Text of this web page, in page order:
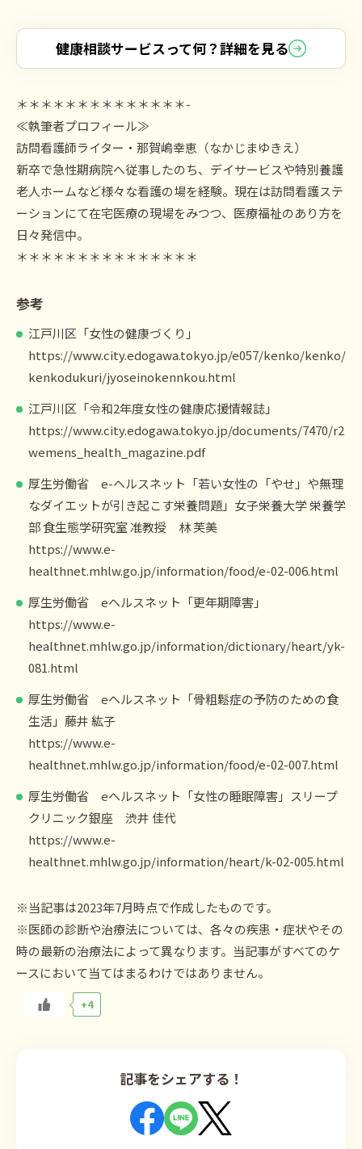
健康相談サービスって何？詳細を見る
＊＊＊＊＊＊＊＊＊＊＊＊＊＊-
≪執筆者プロフィール≫
訪問看護師ライター・那賀嶋幸恵（なかじまゆきえ）
新卒で急性期病院へ従事したのち、デイサービスや特別養護
老人ホームなど様々な看護の場を経験。現在は訪問看護ステ
ーションにて在宅医療の現場をみつつ、医療福祉のあり方を
日々発信中。
＊＊＊＊＊＊＊＊＊＊＊＊＊＊＊
参考
江戸川区「女性の健康づくり」
https://www.city.edogawa.tokyo.jp/e057/kenko/kenko/
kenkodukuri/jyoseinokennkou.html
江戸川区「令和2年度女性の健康応援情報誌」
https://www.city.edogawa.tokyo.jp/documents/7470/r2
wemens_health_magazine.pdf
厚生労働省 e-ヘルスネット「若い女性の「やせ」や無理
なダイエットが引き起こす栄養問題」女子栄養大学 栄養学
部 食生態学研究室 准教授 林 芙美
https://www.e-
healthnet.mhlw.go.jp/information/food/e-02-006.html
厚生労働省 eヘルスネット「更年期障害」
https://www.e-
healthnet.mhlw.go.jp/information/dictionary/heart/yk-
081.html
厚生労働省 eヘルスネット「骨粗鬆症の予防のための食
生活」藤井 紘子
https://www.e-
healthnet.mhlw.go.jp/information/food/e-02-007.html
厚生労働省 eヘルスネット「女性の睡眠障害」スリープ
クリニック銀座 渋井 佳代
https://www.e-
healthnet.mhlw.go.jp/information/heart/k-02-005.html
※当記事は2023年7月時点で作成したものです。
※医師の診断や治療法については、各々の疾患・症状やその
時の最新の治療法によって異なります。当記事がすべてのケ
ースにおいて当てはまるわけではありません。
+4
記事をシェアする！